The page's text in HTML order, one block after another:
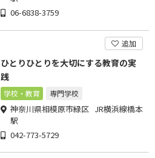
06-6838-3759
追加
ひとりひとりを大切にする教育の実
践
学校・教育 専門学校
神奈川県相模原市緑区 JR横浜線橋本
駅
042-773-5729